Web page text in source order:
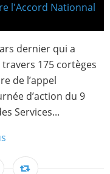
dernier qui a
175 cortèges
de l’appel
d’action du 9
Services...